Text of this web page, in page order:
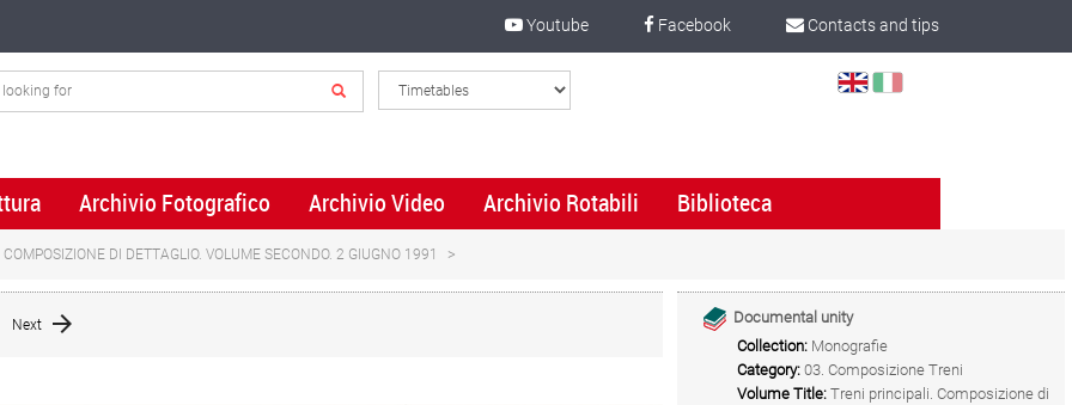
Contacts and tips
Facebook
Youtube
Select
Archivio Fotografico Archivio Video Archivio Rotabili Biblioteca
DI DETTAGLIO. VOLUME SECONDO. 2 GIUGNO 1991
Next
Documental unity
Collection: Monografie
Category: 03. Composizione Treni
Volume Title: Treni principali. Composizione di